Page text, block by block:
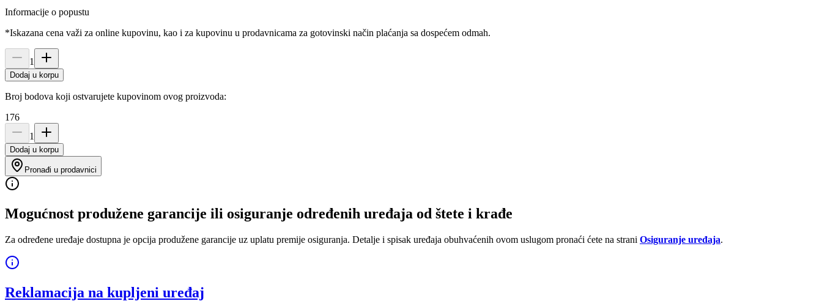
Informacije o popustu
*Iskazana cena važi za online kupovinu, kao i za kupovinu u prodavnicama za gotovinski način plaćanja sa dospećem odmah.
1
Dodaj u korpu
Broj bodova koji ostvarujete kupovinom ovog proizvoda:
176
1
Dodaj u korpu
Pronađi u prodavnici
Mogućnost produžene garancije ili osiguranje određenih uređaja od štete i krađe
Za određene uređaje dostupna je opcija produžene garancije uz uplatu premije osiguranja. Detalje i spisak uređaja obuhvaćenih ovom uslugom pronaći ćete na strani Osiguranje uređaja.
Reklamacija na kupljeni uređaj